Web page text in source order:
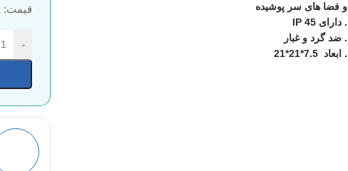
و فضا های سر پوشیده
. دارای IP 45
. ضد گرد و غبار
. ابعاد 7.5*21*21
قیمت:
-